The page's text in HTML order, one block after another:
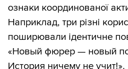
ознаки координованої
Наприклад, три різні
поширювали ідентичне
«Новый фюрер — новый
История ничему не учит!».